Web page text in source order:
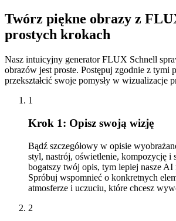
Twórz piękne obrazy z
prostych krokach
Nasz intuicyjny generator FLUX Schnell
obrazów jest proste. Postępuj zgodnie z tymi
przekształcić swoje pomysły w wizualizacje
1
Krok 1: Opisz swoją wizję
Bądź szczegółowy w opisie
styl, nastrój, oświetlenie, kompozycję i
bogatszy twój opis, tym lepiej nasze
Spróbuj wspomnieć o konkretnych
atmosferze i uczuciu, które chcesz
2